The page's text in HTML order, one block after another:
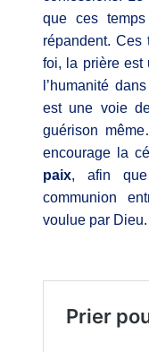
que ces
répandent. Ces
foi, la prière est
l’humanité
est une voie
guérison
encourage la
paix, afin que
communion
voulue par Dieu.